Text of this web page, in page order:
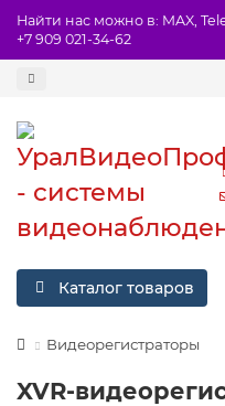
Найти нас можно в: MAX,
+7 909 021-34-62
Каталог товаров
Видеорегистраторы
XVR-